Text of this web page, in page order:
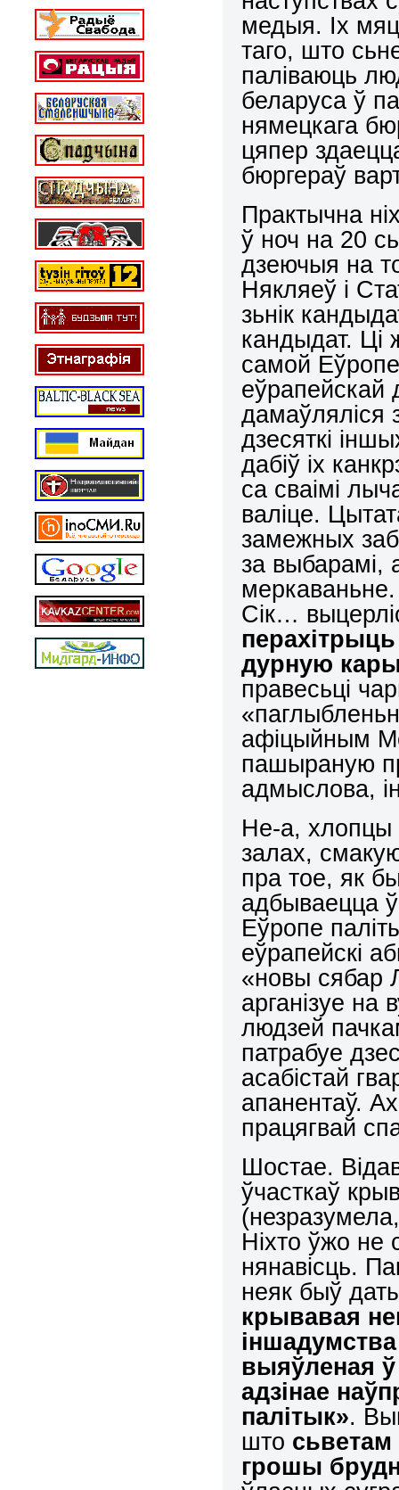
медыя. Іх
таго, што
паліваюць
беларуса ў
нямецкага
цяпер
бюргераў
Практычна
ў ноч на 20
дзеючыя на
Някляеў і
зьнік
кандыдат. Ці
самой
еўрапейскай
дамаўляліся
дзесяткі
дабіў іх
са сваімі
валіце.
замежных
за выбарамі,
Сік…
дурную
правесьці
афіцыйным
пашыраную
адмыслова,
Не-а, хлопцы
залах,
пра тое, як
адбываецца
Еўропе
еўрапейскі
«новы сябар
арганізуе на
людзей
патрабуе
асабістай
апанентаў.
працягвай
Шостае.
ўчасткаў
Ніхто ўжо не
нянавісць.
неяк быў
крывавая
выяўленая ў
адзінае
палітык».
што
грошы